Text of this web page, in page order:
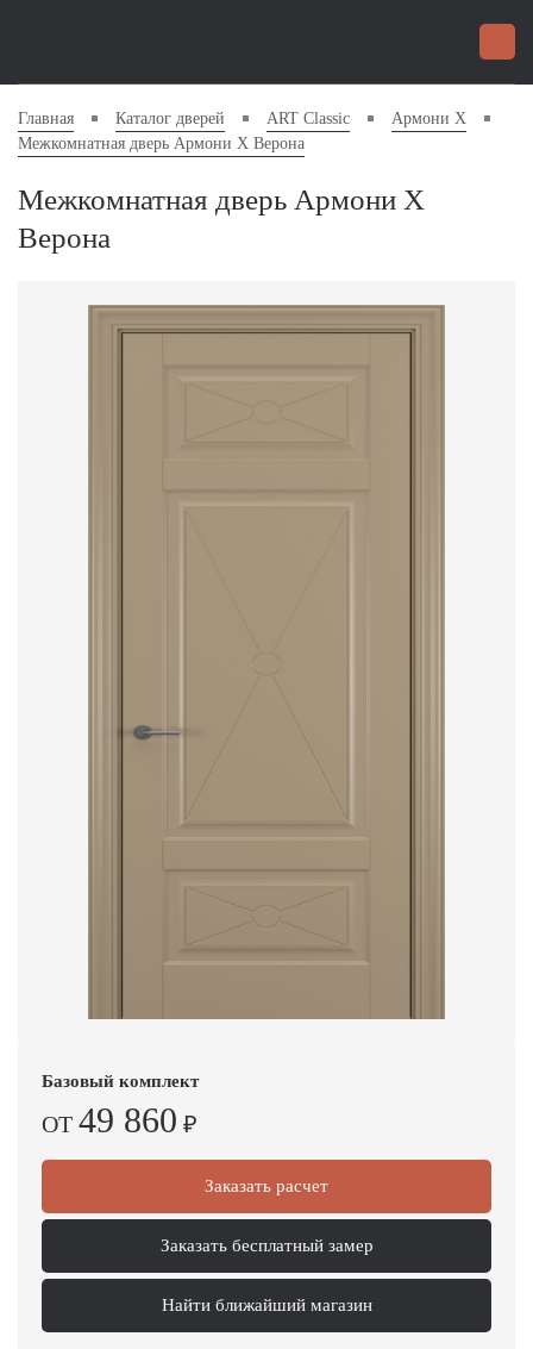
Главная Каталог дверей ART Classic
Армони X
Межкомнатная дверь Армони X Верона
Межкомнатная дверь Армони X
Верона
Базовый комплект
ОТ 49 860 ₽
Заказать расчет
Заказать бесплатный замер
Найти ближайший магазин